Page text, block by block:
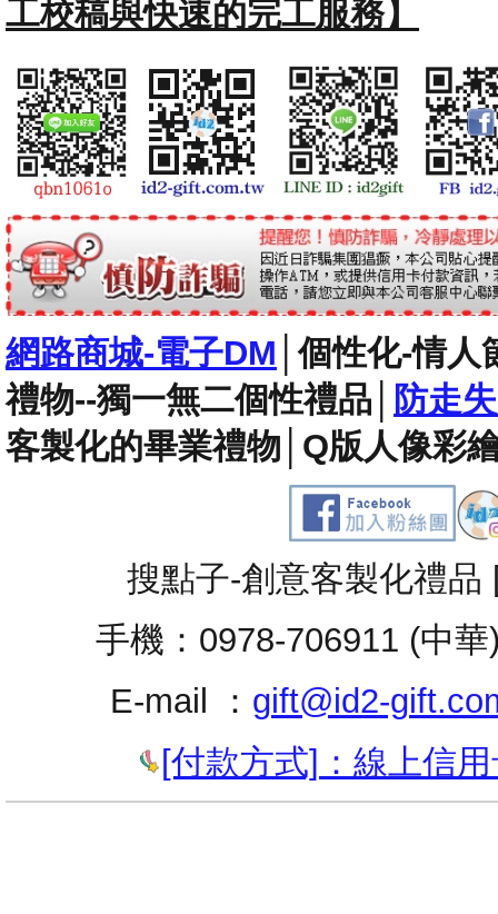
工校稿與快速的完工服務】
網路商城-電子DM │個性化-情人
禮物--獨一無二個性禮品
防走
客製化的畢業禮物 Q版人像彩
搜點子-創意客製化禮
手機：0978-706911 (中
E-mail ： gift@id2-
[付款方式]：線上信